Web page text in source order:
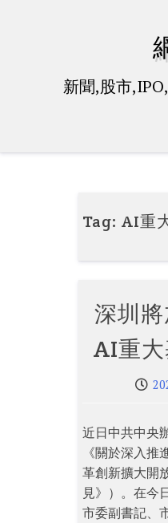
新聞,股市
Tag:AI重
深圳
AI重大
近日中共中央
《關於深入
革創新擴大開
見》）。在今
市委副書記、